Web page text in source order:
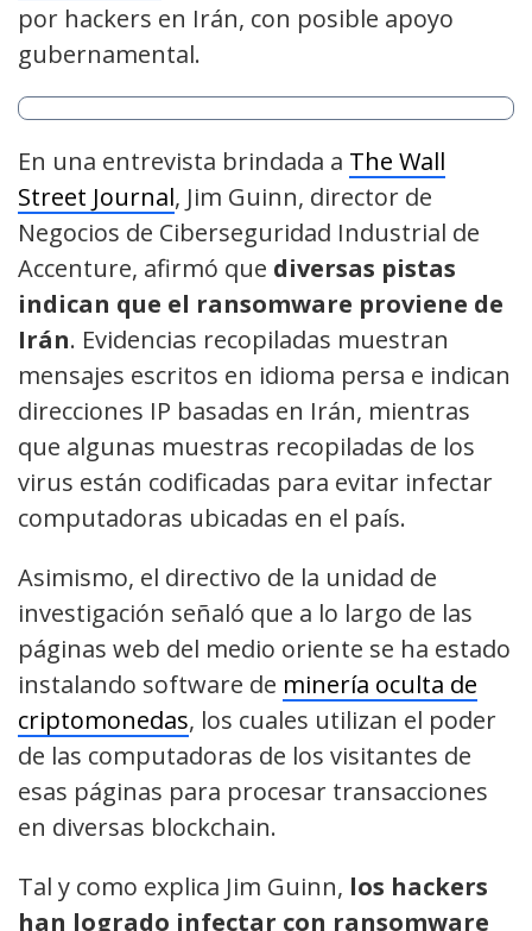
por hackers en Irán, con posible apoyo
gubernamental.
En una entrevista brindada a The Wall
Street Journal, Jim Guinn, director de
Negocios de Ciberseguridad Industrial de
Accenture, afirmó que diversas pistas
indican que el ransomware proviene de
Irán. Evidencias recopiladas muestran
mensajes escritos en idioma persa e indican
direcciones IP basadas en Irán, mientras
que algunas muestras recopiladas de los
virus están codificadas para evitar infectar
computadoras ubicadas en el país.
Asimismo, el directivo de la unidad de
investigación señaló que a lo largo de las
páginas web del medio oriente se ha estado
instalando software de minería oculta de
criptomonedas, los cuales utilizan el poder
de las computadoras de los visitantes de
esas páginas para procesar transacciones
en diversas blockchain.
Tal y como explica Jim Guinn, los hackers
han logrado infectar con ransomware